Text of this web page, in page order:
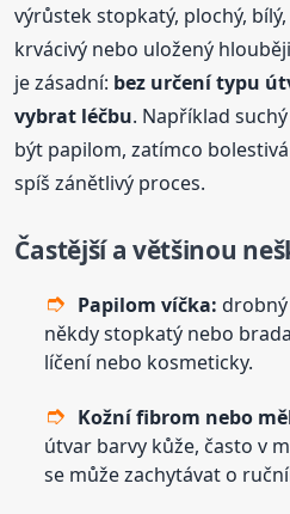
výrůstek stopkatý, plochý,
krvácivý nebo uložený
je zásadní: bez určení typu
vybrat léčbu. Například
být papilom, zatímco
spíš zánětlivý proces.
Častější a většinou
Papilom víčka:
někdy stopkatý nebo
líčení nebo kosmeticky.
Kožní fibrom nebo
útvar barvy kůže, často v
se může zachytávat o